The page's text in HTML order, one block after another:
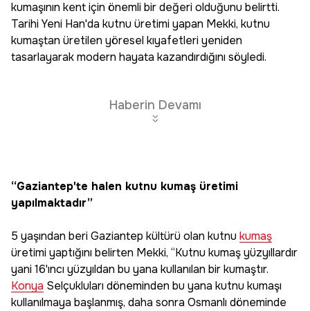
kumaşının kent için önemli bir değeri olduğunu belirtti.
Tarihi Yeni Han'da kutnu üretimi yapan Mekki, kutnu
kumaştan üretilen yöresel kıyafetleri yeniden
tasarlayarak modern hayata kazandırdığını söyledi.
Haberin Devamı
“Gaziantep'te halen kutnu kumaş üretimi
yapılmaktadır”
5 yaşından beri Gaziantep kültürü olan kutnu kumaş
üretimi yaptığını belirten Mekki, “Kutnu kumaş yüzyıllardır
yani 16'ıncı yüzyıldan bu yana kullanılan bir kumaştır.
Konya Selçukluları döneminden bu yana kutnu kumaşı
kullanılmaya başlanmış, daha sonra Osmanlı döneminde